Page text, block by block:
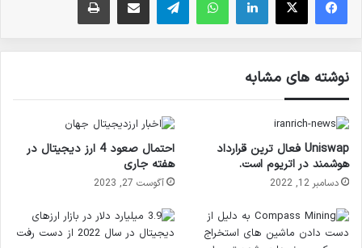
نوشته های مشابه
Uniswap فعال ترین قرارداد
هوشمند در اتریوم است.
دسامبر 12, 2022
احتمال صعود 4 ارز دیجیتال در
هفته جاری
آگوست 27, 2023